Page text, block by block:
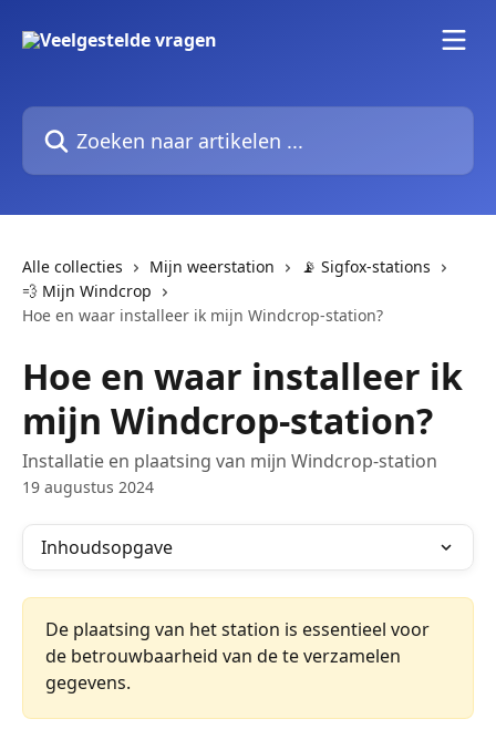
Zoeken naar artikelen ...
Alle collecties Mijn weerstation
📡 Sigfox-stations
💨 Mijn Windcrop
Hoe en waar installeer ik mijn Windcrop-station?
Hoe en waar installeer ik
mijn Windcrop-station?
Installatie en plaatsing van mijn Windcrop-station
19 augustus 2024
Inhoudsopgave
De plaatsing van het station is essentieel voor
de betrouwbaarheid van de te verzamelen
gegevens.